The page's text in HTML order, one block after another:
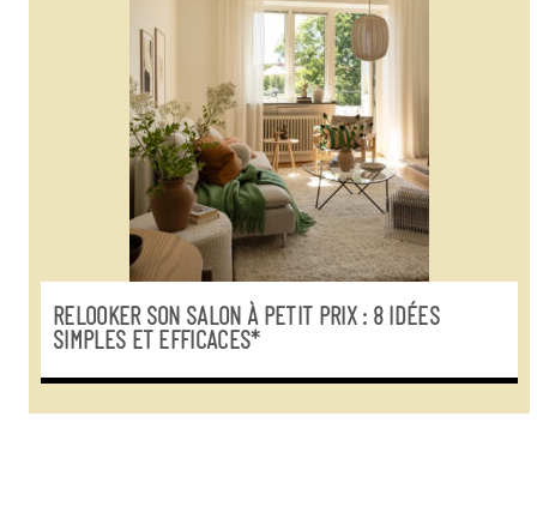
RELOOKER SON SALON À PETIT PRIX : 8 IDÉES
SIMPLES ET EFFICACES*